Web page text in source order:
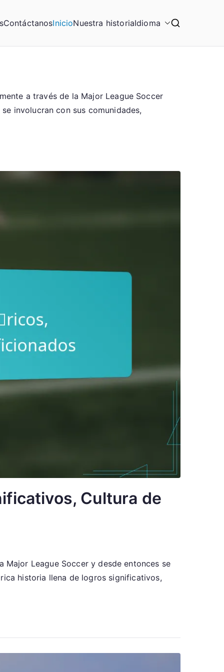
ContáctanosInicioNuestra historiaIdioma
a través de la Major League Soccer
involucran con sus comunidades,
Cultura de
League Soccer y desde entonces se
historia llena de logros significativos,